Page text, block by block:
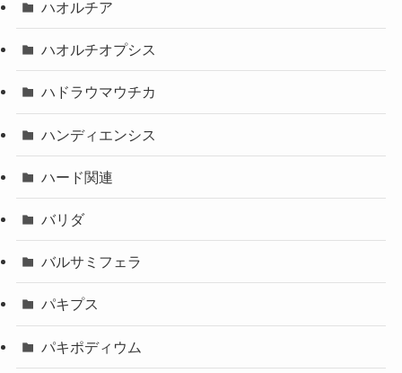
ハオルチア
ハオルチオプシス
ハドラウマウチカ
ハンディエンシス
ハード関連
バリダ
バルサミフェラ
パキプス
パキポディウム